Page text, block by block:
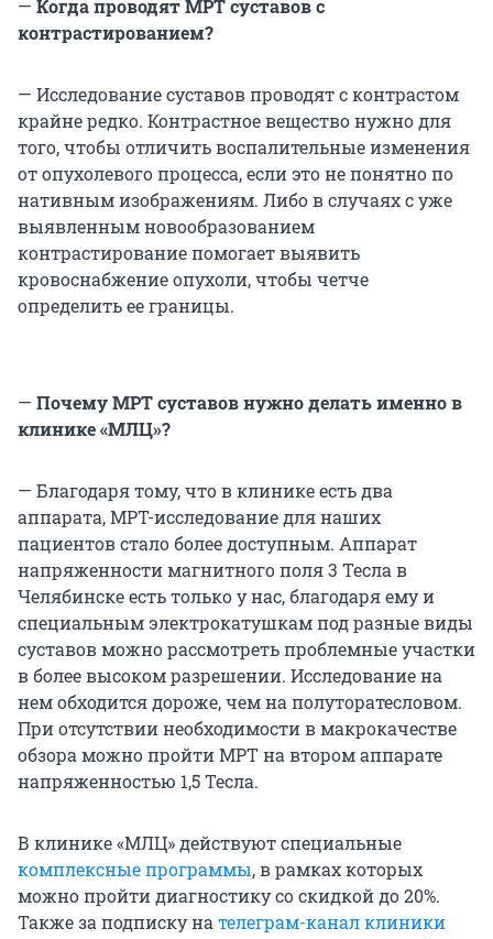
— Когда проводят МРТ суставов с
контрастированием?
— Исследование суставов проводят с контрастом
крайне редко. Контрастное вещество нужно для
того, чтобы отличить воспалительные изменения
от опухолевого процесса, если это не понятно по
нативным изображениям. Либо в случаях с уже
выявленным новообразованием
контрастирование помогает выявить
кровоснабжение опухоли, чтобы четче
определить ее границы.
— Почему МРТ суставов нужно делать именно в
клинике «МЛЦ»?
— Благодаря тому, что в клинике есть два
аппарата, МРТ-исследование для наших
пациентов стало более доступным. Аппарат
напряженности магнитного поля 3 Тесла в
Челябинске есть только у нас, благодаря ему и
специальным электрокатушкам под разные виды
суставов можно рассмотреть проблемные участки
в более высоком разрешении. Исследование на
нем обходится дороже, чем на полуторатесловом.
При отсутствии необходимости в макрокачестве
обзора можно пройти МРТ на втором аппарате
напряженностью 1,5 Тесла.
В клинике «МЛЦ» действуют специальные
комплексные программы, в рамках которых
можно пройти диагностику со скидкой до 20%.
Также за подписку на телеграм-канал клиники